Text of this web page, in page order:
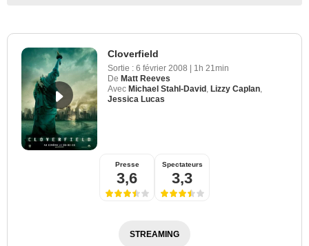
Cloverfield
Sortie : 6 février 2008 | 1h 21min
De Matt Reeves
Avec Michael Stahl-David Lizzy Caplan
Jessica Lucas
Presse
3,6
Spectateurs
3,3
STREAMING